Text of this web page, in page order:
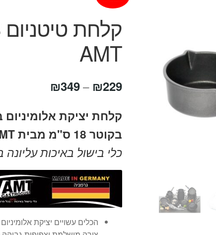
AMT
₪229
–
₪349
עד
⁦₪349⁩
קלחת יציקת אלומיניום
בקוטר 18 ס"מ מבית AMT גרמניה
כלי בישול באיכות
הכלים עשויים יציקת